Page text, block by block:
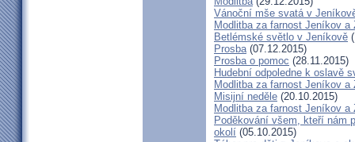
Vánoční mše svatá v
Modlitba za farnost Jeníkov a
Betlémské světlo v Jeníkově
Prosba(07.12.2015)
Prosba o pomoc (28.11.2015)
Hudební odpoledne k oslavě
Modlitba za farnost Jeníkov a
Misijní neděle (20.10.2015)
Modlitba za farnost Jeníkov a
Poděkování všem, kteří nám
okolí (05.10.2015)